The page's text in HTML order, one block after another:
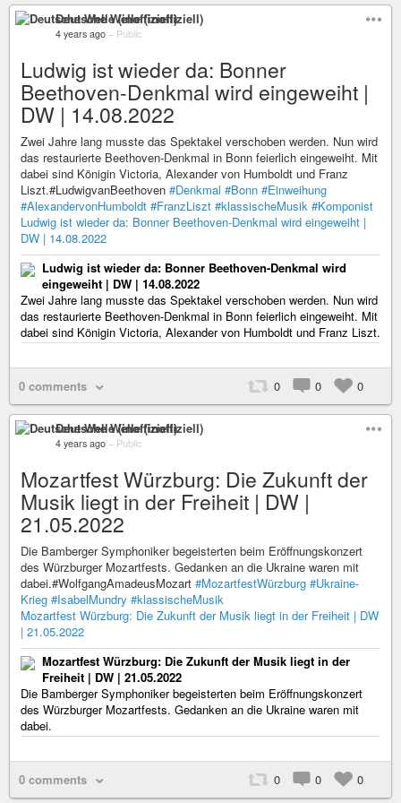
Deutsche Welle (inoffiziell)
4 years ago – Public
Ludwig ist wieder da: Bonner
Beethoven-Denkmal wird eingeweiht |
DW | 14.08.2022
Zwei Jahre lang musste das Spektakel verschoben werden. Nun wird
das restaurierte Beethoven-Denkmal in Bonn feierlich eingeweiht. Mit
dabei sind Königin Victoria, Alexander von Humboldt und Franz
Liszt.#LudwigvanBeethoven #Denkmal #Bonn #Einweihung
#AlexandervonHumboldt #FranzLiszt #klassischeMusik #Komponist
Ludwig ist wieder da: Bonner Beethoven-Denkmal wird eingeweiht |
DW | 14.08.2022
Ludwig ist wieder da: Bonner Beethoven-Denkmal wird
eingeweiht | DW | 14.08.2022
Zwei Jahre lang musste das Spektakel verschoben werden. Nun wird
das restaurierte Beethoven-Denkmal in Bonn feierlich eingeweiht. Mit
dabei sind Königin Victoria, Alexander von Humboldt und Franz Liszt.
0 comments 0 0 0
Deutsche Welle (inoffiziell)
4 years ago – Public
Mozartfest Würzburg: Die Zukunft der
Musik liegt in der Freiheit | DW |
21.05.2022
Die Bamberger Symphoniker begeisterten beim Eröffnungskonzert
des Würzburger Mozartfests. Gedanken an die Ukraine waren mit
dabei.#WolfgangAmadeusMozart #MozartfestWürzburg #Ukraine-
Krieg #IsabelMundry #klassischeMusik
Mozartfest Würzburg: Die Zukunft der Musik liegt in der Freiheit | DW
| 21.05.2022
Mozartfest Würzburg: Die Zukunft der Musik liegt in der
Freiheit | DW | 21.05.2022
Die Bamberger Symphoniker begeisterten beim Eröffnungskonzert
des Würzburger Mozartfests. Gedanken an die Ukraine waren mit
dabei.
0 comments 0 0 0